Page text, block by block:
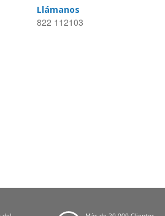
Llámanos
822 112103